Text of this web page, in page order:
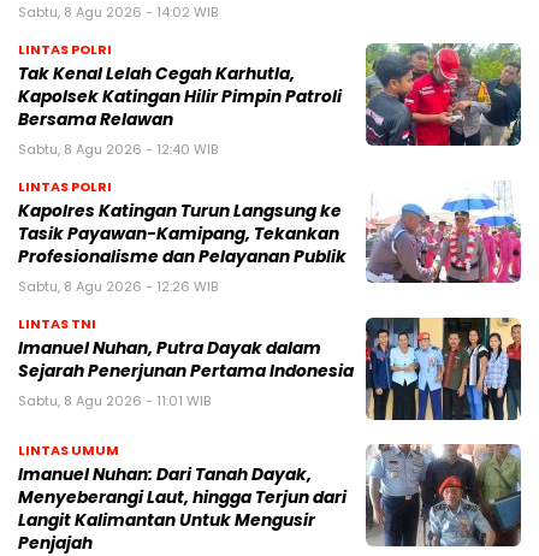
Sabtu, 8 Agu 2026 - 14:02 WIB
LINTAS POLRI
Tak Kenal Lelah Cegah Karhutla,
Kapolsek Katingan Hilir Pimpin Patroli
Bersama Relawan
Sabtu, 8 Agu 2026 - 12:40 WIB
LINTAS POLRI
Kapolres Katingan Turun Langsung ke
Tasik Payawan-Kamipang, Tekankan
Profesionalisme dan Pelayanan Publik
Sabtu, 8 Agu 2026 - 12:26 WIB
LINTAS TNI
Imanuel Nuhan, Putra Dayak dalam
Sejarah Penerjunan Pertama Indonesia
Sabtu, 8 Agu 2026 - 11:01 WIB
LINTAS UMUM
Imanuel Nuhan: Dari Tanah Dayak,
Menyeberangi Laut, hingga Terjun dari
Langit Kalimantan Untuk Mengusir
Penjajah